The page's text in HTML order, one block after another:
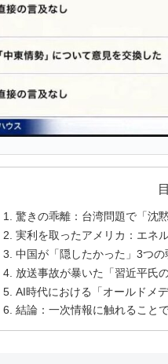
驚きの乖離：台湾問題で「沈
実利を取ったアメリカ：エネ
中国が「隠したかった」3つ
放送事故が暴いた「習近平氏
AI時代における「オールドメ
結論：一次情報に触れること